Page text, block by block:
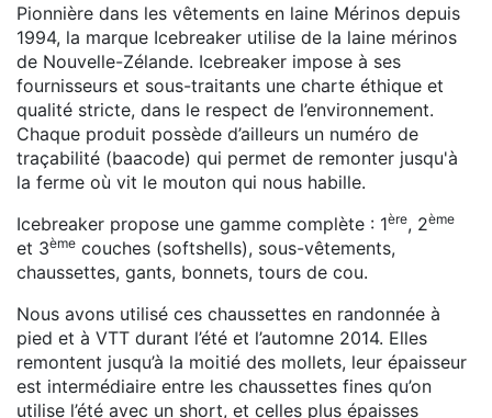
Pionnière dans les vêtements en laine Mérinos depuis
1994, la marque Icebreaker utilise de la laine mérinos
de Nouvelle-Zélande. Icebreaker impose à ses
fournisseurs et sous-traitants une charte éthique et
qualité stricte, dans le respect de l’environnement.
Chaque produit possède d’ailleurs un numéro de
traçabilité (baacode) qui permet de remonter jusqu'à
la ferme où vit le mouton qui nous habille.
Icebreaker propose une gamme complète : 1ère, 2ème
et 3ème couches (softshells), sous-vêtements,
chaussettes, gants, bonnets, tours de cou.
Nous avons utilisé ces chaussettes en randonnée à
pied et à VTT durant l’été et l’automne 2014. Elles
remontent jusqu’à la moitié des mollets, leur épaisseur
est intermédiaire entre les chaussettes fines qu’on
utilise l’été avec un short, et celles plus épaisses